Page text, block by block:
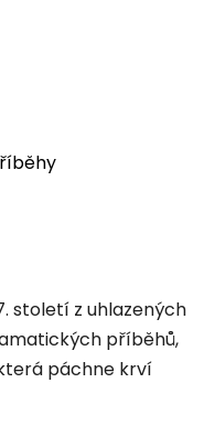
století z uhlazených
příběhů,
páchne krví